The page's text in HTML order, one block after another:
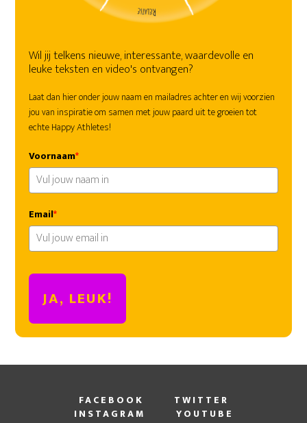
Wil jij telkens nieuwe, interessante, waardevolle en
leuke teksten en video's ontvangen?
Laat dan hier onder jouw naam en mailadres achter en wij voorzien
jou van inspiratie om samen met jouw paard uit te groeien tot
echte Happy Athletes!
Voornaam*
Email*
JA, LEUK!
FACEBOOK
TWITTER
INSTAGRAM
YOUTUBE